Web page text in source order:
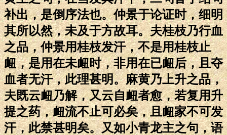
补出，是倒序法也。仲景于论证时，细明
其所以然，未及于方故耳。夫桂枝乃行血
之品，仲景用桂枝发汗，不是用桂枝止
衄，是用在未衄时，非用在已衄后，且夺
血者无汗，此理甚明。麻黄乃上升之品，
夫既云衄乃解，又云自衄者愈，若复用升
提之药，衄流不止可必矣，且衄家不可发
汗，此禁甚明矣。又如小青龙主之句，语